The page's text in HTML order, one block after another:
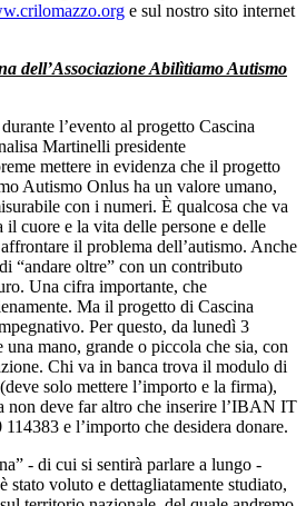
e sul nostro sito internet
dell’Associazione Abilìtiamo Autismo
l’evento al progetto Cascina
Martinelli presidente
mettere in evidenza che il progetto
Autismo Onlus ha un valore umano,
con i numeri. È qualcosa che va
il cuore e la vita delle persone e delle
il problema dell’autismo. Anche
“andare oltre” con un contributo
Una cifra importante, che
Ma il progetto di Cascina
Per questo, da lunedì 3
mano, grande o piccola che sia, con
Chi va in banca trova il modulo di
solo mettere l’importo e la firma),
non deve far altro che inserire l’IBAN IT
e l’importo che desidera donare.
- di cui si sentirà parlare a lungo -
stato voluto e dettagliatamente studiato,